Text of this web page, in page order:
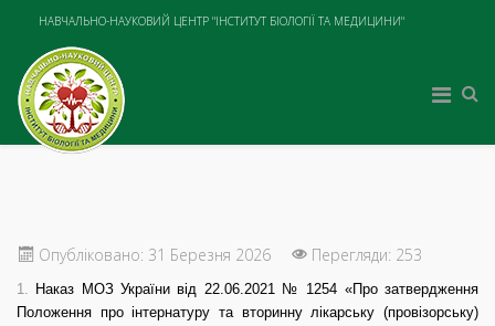
НАВЧАЛЬНО-НАУКОВИЙ ЦЕНТР "ІНСТИТУТ БІОЛОГІЇ ТА МЕДИЦИНИ"
Опубліковано: 31 Березня 2026 Перегляди: 253
1. Наказ МОЗ України від 22.06.2021 № 1254 «Про затвердження
Положення про інтернатуру та вторинну лікарську (провізорську)